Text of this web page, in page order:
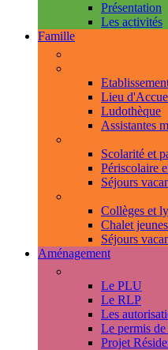
Présentation
Les activités
Famille
Lieu
Ludothèque
Assistantes
Scolarité et
Périscolaire
Séjours
Collèges et
Chalet
Séjours
Aménagement
Le PLU
Le RLP
Les
Le permis
Projet